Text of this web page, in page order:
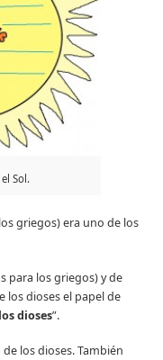
Sol.
griegos) era uno de los
para los griegos) y de
los dioses el papel de
dioses”.
los dioses. También